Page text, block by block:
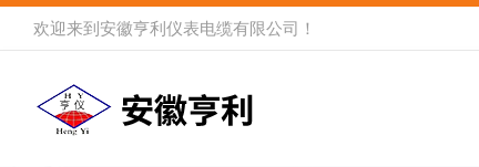
欢迎来到 安徽亨利仪表电缆有限公司 ！